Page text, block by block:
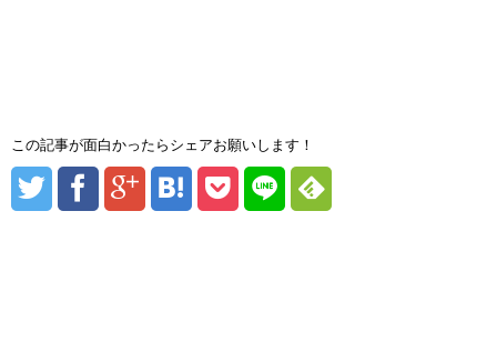
この記事が面白かったらシェアお願いします！